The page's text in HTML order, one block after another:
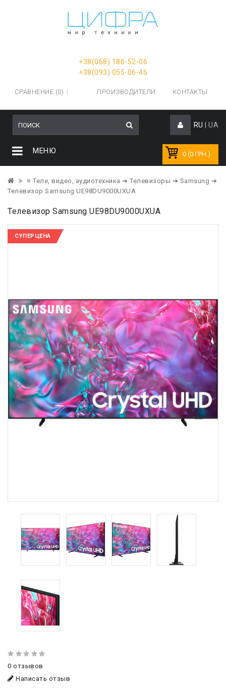
+38(068) 186-52-06
+38(093) 055-06-46
СРАВНЕНИЕ (0) ПРОИЗВОДИТЕЛИ КОНТАКТЫ
RU UA
0 (0 ГРН.)
МЕНЮ
≡ Теле, видео, аудиотехника ➔ Телевизоры ➔ Samsung ➔
Телевизор Samsung UE98DU9000UXUA
Телевизор Samsung UE98DU9000UXUA
СУПЕРЦЕНА
0 отзывов
Написать отзыв